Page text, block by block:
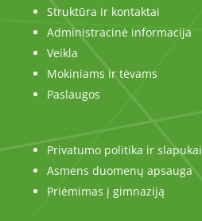
Struktūra ir kontaktai
Administracinė informacija
Veikla
Mokiniams ir tėvams
Paslaugos
Privatumo politika ir slapukai
Asmens duomenų apsauga
Priėmimas į gimnaziją